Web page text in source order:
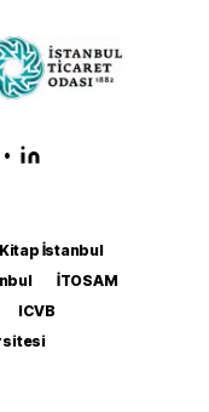
•
Kitap İstanbul
İTOSAM
ICVB